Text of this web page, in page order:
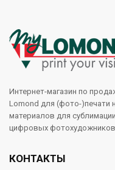
Интернет-магазин по
Lomond для (фото-)печати
материалов для
цифровых фотохудожников
КОНТАКТЫ